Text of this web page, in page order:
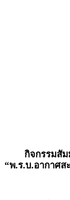
กิจกรรมสั
“พ.ร.บ.อากาศส